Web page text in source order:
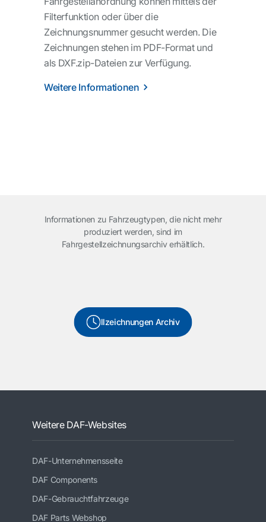
Filterfunktion oder über die
Zeichnungsnummer gesucht werden. Die
Zeichnungen stehen im PDF-Format und
als DXF.zip-Dateien zur Verfügung.
Weitere Informationen
Informationen zu Fahrzeugtypen, die nicht mehr
produziert werden, sind im
Fahrgestellzeichnungsarchiv erhältlich.
llzeichnungen Archiv
Weitere DAF-Websites
DAF-Unternehmensseite
DAF Components
DAF-Gebrauchtfahrzeuge
DAF Parts Webshop